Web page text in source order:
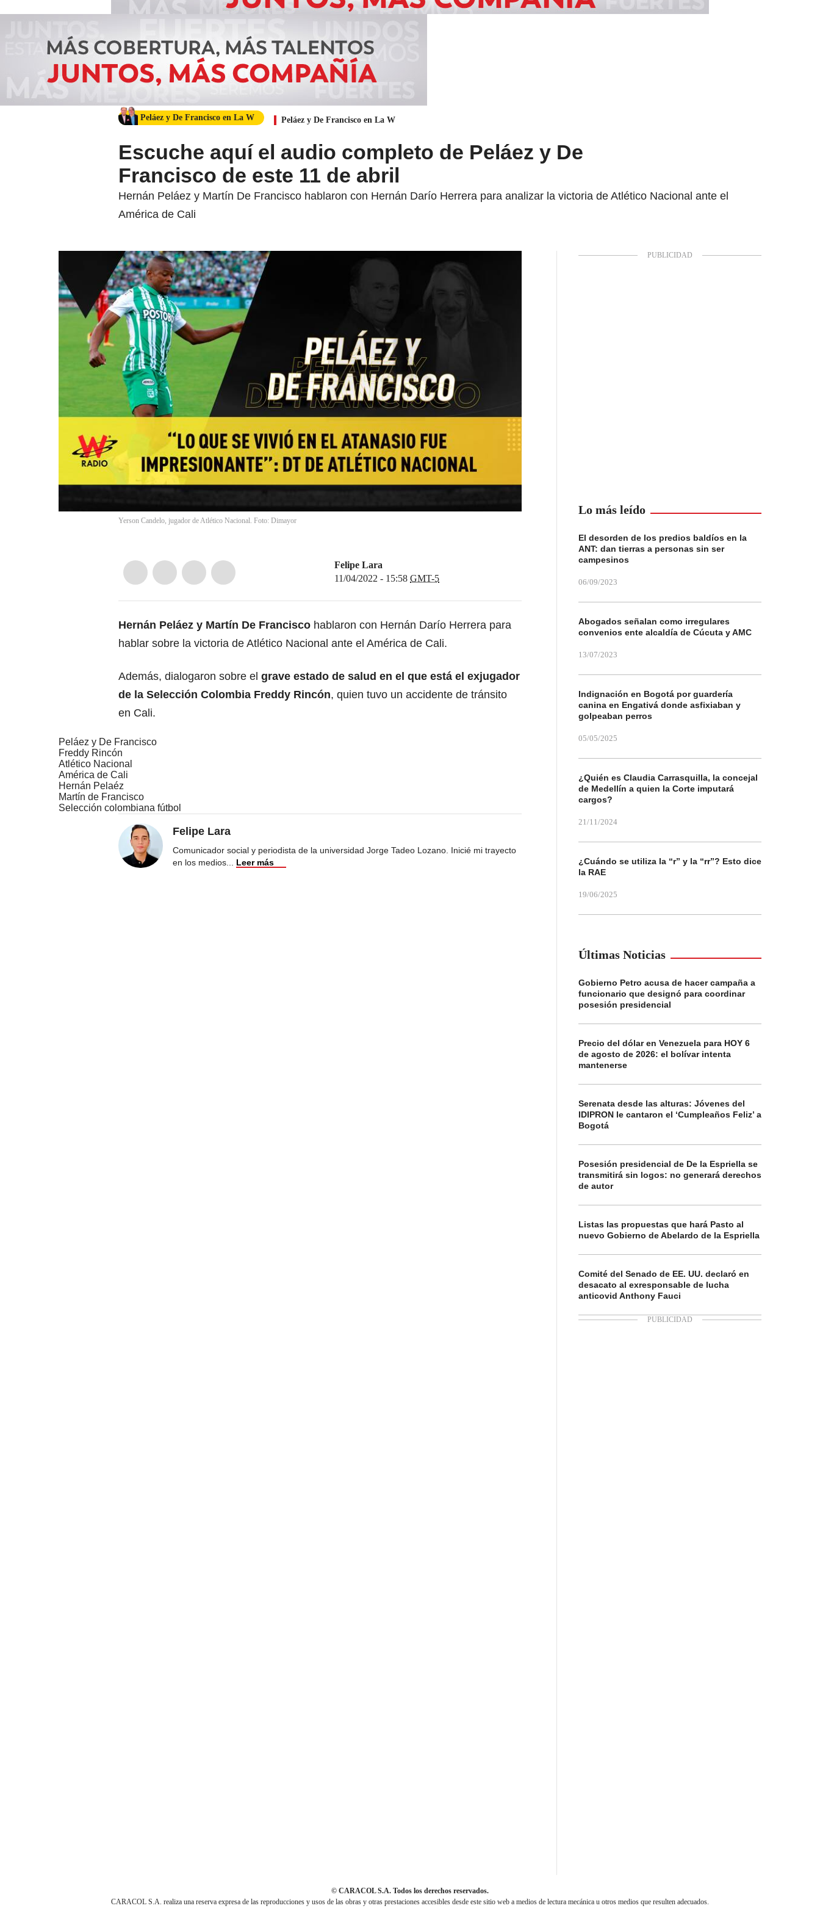
Peláez y De Francisco en La W Peláez y De Francisco en La W
Escuche aquí el audio completo de Peláez y De
Francisco de este 11 de abril
Hernán Peláez y Martín De Francisco hablaron con Hernán Darío Herrera para analizar la victoria de Atlético Nacional ante el
América de Cali
Yerson Candelo, jugador de Atlético Nacional. Foto: Dimayor
Felipe Lara
11/04/2022 - 15:58 GMT-5
Hernán Peláez y Martín De Francisco hablaron con Hernán Darío Herrera para
hablar sobre la victoria de Atlético Nacional ante el América de Cali.
Además, dialogaron sobre el grave estado de salud en el que está el exjugador
de la Selección Colombia Freddy Rincón, quien tuvo un accidente de tránsito
en Cali.
Peláez y De Francisco
Freddy Rincón
Atlético Nacional
América de Cali
Hernán Pelaéz
Martín de Francisco
Selección colombiana fútbol
Felipe Lara
Comunicador social y periodista de la universidad Jorge Tadeo Lozano. Inicié mi trayecto
en los medios
Leer más
Lo más leído
El desorden de los predios baldíos en la
ANT: dan tierras a personas sin ser
campesinos
06/09/2023
Abogados señalan como irregulares
convenios ente alcaldía de Cúcuta y AMC
13/07/2023
Indignación en Bogotá por guardería
canina en Engativá donde asfixiaban y
golpeaban perros
05/05/2025
¿Quién es Claudia Carrasquilla, la concejal
de Medellín a quien la Corte imputará
cargos?
21/11/2024
¿Cuándo se utiliza la “r” y la “rr”? Esto dice
la RAE
19/06/2025
Últimas Noticias
Gobierno Petro acusa de hacer campaña a
funcionario que designó para coordinar
posesión presidencial
Precio del dólar en Venezuela para HOY 6
de agosto de 2026: el bolívar intenta
mantenerse
Serenata desde las alturas: Jóvenes del
IDIPRON le cantaron el ‘Cumpleaños Feliz’ a
Bogotá
Posesión presidencial de De la Espriella se
transmitirá sin logos: no generará derechos
de autor
Listas las propuestas que hará Pasto al
nuevo Gobierno de Abelardo de la Espriella
Comité del Senado de EE. UU. declaró en
desacato al exresponsable de lucha
anticovid Anthony Fauci
© CARACOL S.A. Todos los derechos reservados.
CARACOL S.A. realiza una reserva expresa de las reproducciones y usos de las obras y otras prestaciones accesibles desde este sitio web a medios de lectura mecánica u otros medios que resulten adecuados.